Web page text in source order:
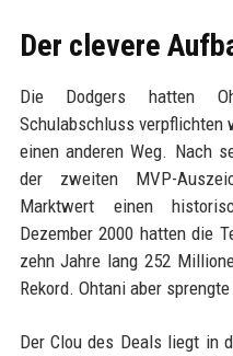
Der clevere
Die Dodgers hatten
Schulabschluss verpflichten
einen anderen Weg. Nach
der zweiten MVP-
Marktwert einen
Dezember 2000 hatten die
zehn Jahre lang 252
Rekord. Ohtani aber
Der Clou des Deals liegt in